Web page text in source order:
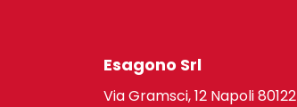
Esagono Srl
Via Gramsci, 12 Napoli 80122